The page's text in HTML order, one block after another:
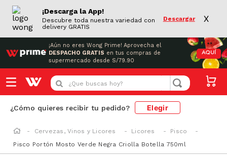
¡Descarga la App!
Descubre toda nuestra variedad con
delivery GRATIS
Descargar X
¡Aún no eres Wong Prime! Aprovecha el
DESPACHO GRATIS en tus compras de
supermercado desde S/79.90
AQUÍ
¿Que buscas hoy?
¿Cómo quieres recibir tu pedido? Elegir
Cervezas, Vinos y Licores Licores
Pisco
Pisco Portón Mosto Verde Negra Criolla Botella 750ml